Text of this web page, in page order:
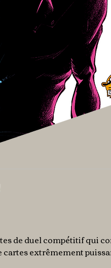
de duel compétitif qui
extrêmement